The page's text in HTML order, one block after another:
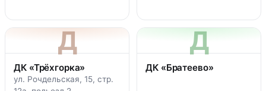
Д
ДК «Трёхгорка»
ул. Рочдельская, 15, стр.
Д
ДК «Братеево»